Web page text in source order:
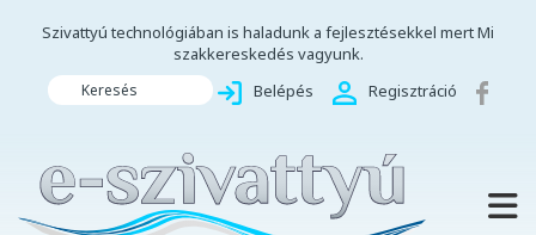
Szivattyú technológiában is haladunk a fejlesztésekkel mert Mi
szakkereskedés vagyunk.
Keresés Belépés Regisztráció